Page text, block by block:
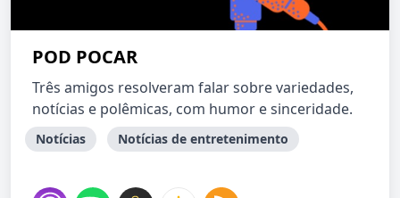
POD POCAR
Três amigos resolveram falar sobre variedades,
notícias e polêmicas, com humor e sinceridade.
Notícias Notícias de entretenimento